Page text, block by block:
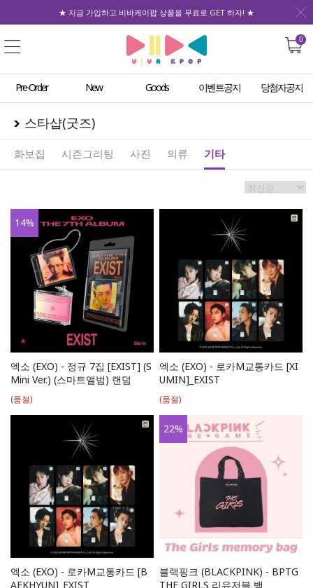
★ 지금 가입하고 비바케이팝 상품을 무료로 GET 하자! ★
0
Pre-Order New Goods 이벤트공지 당첨자공지
스타샵(굿즈)
화보집 시즌그리팅 사진 의류 기타
14%
엑소 (EXO) - 정규 7집 [EXIST] (S
Mini Ver.) (스마트앨범) 랜덤
(품절)
엑소 (EXO) - 로카M교통카드 [XI
UMIN]_EXIST
(품절)
엑소 (EXO) - 로카M교통카드 [B
AEKHYUN]_EXIST
22%
블랙핑크 (BLACKPINK) - BPTG
THE GIRLS 리유저블 백